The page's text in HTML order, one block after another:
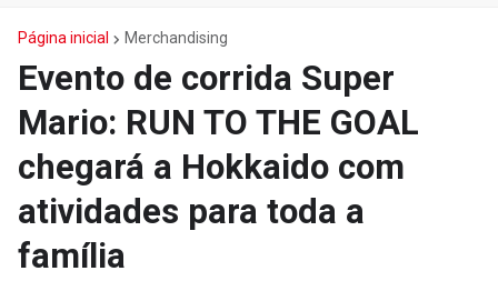
Página inicial Merchandising
Evento de corrida Super
Mario: RUN TO THE GOAL
chegará a Hokkaido com
atividades para toda a
família